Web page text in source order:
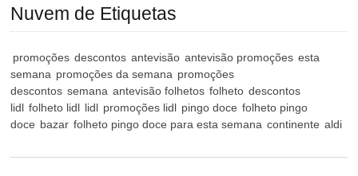
Nuvem de Etiquetas
promoções descontos antevisão antevisão promoções esta
semana promoções da semana promoções
descontos semana antevisão folhetos folheto descontos
lidl folheto lidl lidl promoções lidl pingo doce folheto pingo
doce bazar folheto pingo doce para esta semana continente aldi